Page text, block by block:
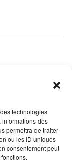
technologies
des
permettra de traiter
ou les ID uniques
consentement peut